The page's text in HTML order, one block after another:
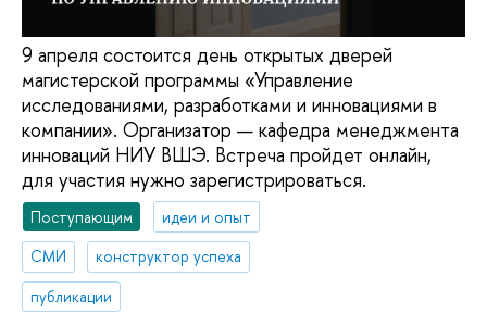
9 апреля состоится день открытых дверей
магистерской программы «Управление
исследованиями, разработками и инновациями в
компании». Организатор — кафедра менеджмента
инноваций НИУ ВШЭ. Встреча пройдет онлайн,
для участия нужно зарегистрироваться.
Поступающим
идеи и опыт
СМИ
конструктор успеха
публикации